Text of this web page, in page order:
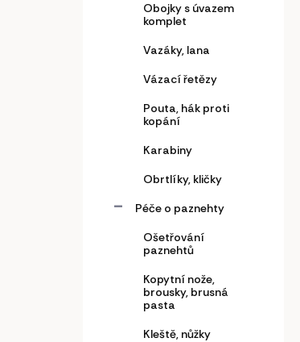
Obojky s úvazem
komplet
Vazáky, lana
Vázací řetězy
Pouta, hák proti
kopání
Karabiny
Obrtlíky, kličky
Péče o paznehty
Ošetřování
paznehtů
Kopytní nože,
brousky, brusná
pasta
Kleště, nůžky